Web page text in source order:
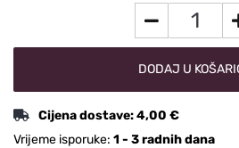
DODAJ U
Cijena dostave:4,00 €
Vrijeme isporuke: 1 - 3 radnih dana